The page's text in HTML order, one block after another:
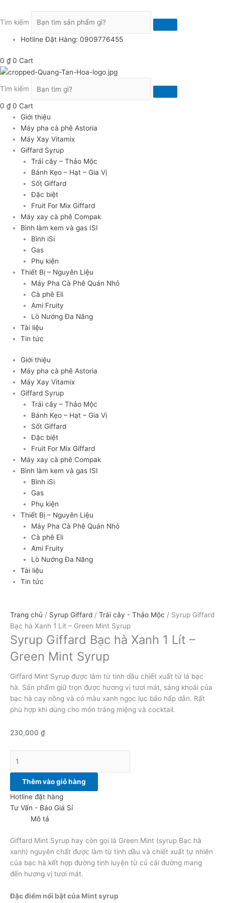
nội
dung
Tìm kiếm
Hotline Đặt Hàng: 0909776455
0 ₫ 0 Cart
Tìm kiếm
0 ₫ 0 Cart
Giới thiệu
Máy pha cà phê Astoria
Máy Xay Vitamix
Giffard Syrup
Trái cây – Thảo Mộc
Bánh Kẹo – Hạt – Gia Vị
Sốt Giffard
Đặc biệt
Fruit For Mix Giffard
Máy xay cà phê Compak
Bình làm kem và gas ISI
Bình iSi
Gas
Phụ kiện
Thiết Bị – Nguyên Liệu
Máy Pha Cà Phê Quán Nhỏ
Cà phê Eli
Ami Fruity
Lò Nướng Đa Năng
Tài liệu
Tin tức
Giới thiệu
Máy pha cà phê Astoria
Máy Xay Vitamix
Giffard Syrup
Trái cây – Thảo Mộc
Bánh Kẹo – Hạt – Gia Vị
Sốt Giffard
Đặc biệt
Fruit For Mix Giffard
Máy xay cà phê Compak
Bình làm kem và gas ISI
Bình iSi
Gas
Phụ kiện
Thiết Bị – Nguyên Liệu
Máy Pha Cà Phê Quán Nhỏ
Cà phê Eli
Ami Fruity
Lò Nướng Đa Năng
Tài liệu
Tin tức
Trang chủ / Syrup Giffard / Trái cây - Thảo Mộc / Syrup Giffard
Bạc hà Xanh 1 Lít – Green Mint Syrup
Syrup Giffard Bạc hà Xanh 1 Lít –
Green Mint Syrup
Giffard Mint Syrup được làm từ tinh dầu chiết xuất từ ​​lá bạc
hà. Sản phẩm giữ trọn được hương vị tươi mát, sảng khoái của
bạc hà cay nồng và có màu xanh ngọc lục bảo hấp dẫn. Rất
phù hợp khi dùng cho món tráng miệng và cocktail.
230,000 ₫
Bạc
hà
1
Lít
Green
Mint
Syrup
số
lượng
Thêm vào giỏ hàng
Hotline đặt hàng
Tư Vấn - Báo Giá Sỉ
Mô tả
Giffard Mint Syrup hay còn gọi là Green Mint (syrup Bạc hà
xanh) nguyên chất được làm từ tinh dầu và chiết xuất tự nhiên
của bạc hà kết hợp đường tinh luyện từ củ cải đường mang
đến hương vị tươi mát.
Đặc điểm nổi bật của Mint syrup